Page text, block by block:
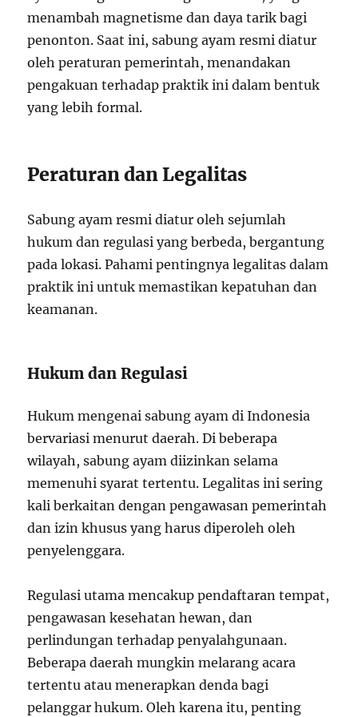
menambah magnetisme dan daya tarik bagi
penonton. Saat ini, sabung ayam resmi diatur
oleh peraturan pemerintah, menandakan
pengakuan terhadap praktik ini dalam bentuk
yang lebih formal.
Peraturan dan Legalitas
Sabung ayam resmi diatur oleh sejumlah
hukum dan regulasi yang berbeda, bergantung
pada lokasi. Pahami pentingnya legalitas dalam
praktik ini untuk memastikan kepatuhan dan
keamanan.
Hukum dan Regulasi
Hukum mengenai sabung ayam di Indonesia
bervariasi menurut daerah. Di beberapa
wilayah, sabung ayam diizinkan selama
memenuhi syarat tertentu. Legalitas ini sering
kali berkaitan dengan pengawasan pemerintah
dan izin khusus yang harus diperoleh oleh
penyelenggara.
Regulasi utama mencakup pendaftaran tempat,
pengawasan kesehatan hewan, dan
perlindungan terhadap penyalahgunaan.
Beberapa daerah mungkin melarang acara
tertentu atau menerapkan denda bagi
pelanggar hukum. Oleh karena itu, penting